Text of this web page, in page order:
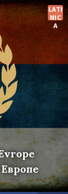
LATI
NIC
A